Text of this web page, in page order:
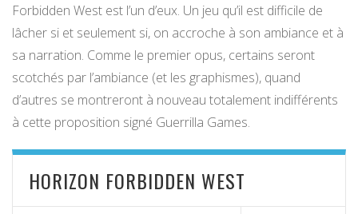
Forbidden West est l’un d’eux. Un jeu qu’il est difficile de
lâcher si et seulement si, on accroche à son ambiance et à
sa narration. Comme le premier opus, certains seront
scotchés par l’ambiance (et les graphismes), quand
d’autres se montreront à nouveau totalement indifférents
à cette proposition signé Guerrilla Games.
HORIZON FORBIDDEN WEST